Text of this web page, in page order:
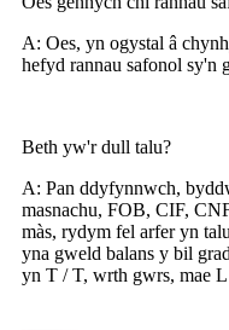
A: Oes, yn ogystal â
hefyd rannau safonol
Beth yw'r dull talu?
A: Pan ddyfynnwch,
masnachu, FOB, CIF,
màs, rydym fel arfer yn
yna gweld balans y bil
yn T / T, wrth gwrs, mae